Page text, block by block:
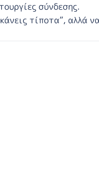
σύνδεσης.
τίποτα”, αλλά